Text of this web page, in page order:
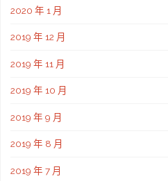
2020 年 1 月
2019 年 12 月
2019 年 11 月
2019 年 10 月
2019 年 9 月
2019 年 8 月
2019 年 7 月